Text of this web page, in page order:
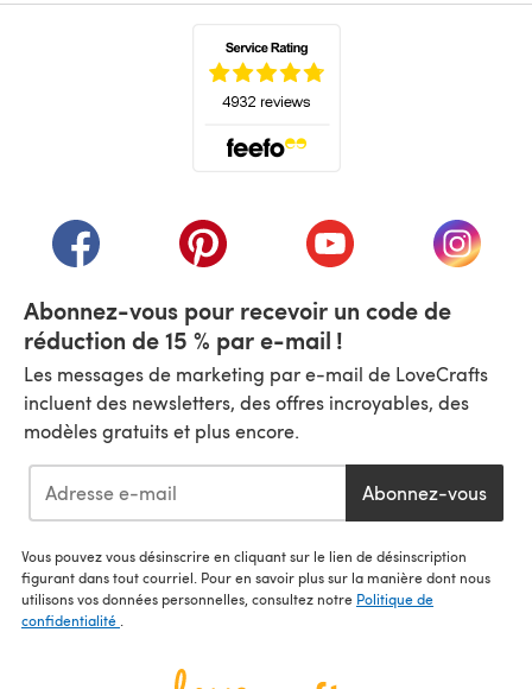
(s'ouvre dans un nouvel onglet)
(s'ouvre dans un nouvel onglet)
(s'ouvre dans un(s'ouvre
Abonnez-vous pour recevoir un code de
réduction de 15 % par e-mail !
Les messages de marketing par e-mail de LoveCrafts
incluent des newsletters, des offres incroyables, des
modèles gratuits et plus encore.
Abonnez-vous
Vous pouvez vous désinscrire en cliquant sur le lien de désinscription
figurant dans tout courriel. Pour en savoir plus sur la manière dont nous
utilisons vos données personnelles, consultez notre Politique de
confidentialité